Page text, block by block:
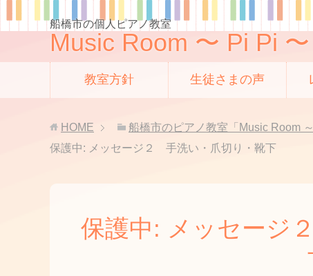
船橋市の個人ピアノ教室
Music Room 〜 Pi Pi 〜
教室方針 生徒さまの声
HOME 船橋市のピアノ教室「Music Room
保護中: メッセージ２ 手洗い・爪切り・靴下
保護中: メッセージ